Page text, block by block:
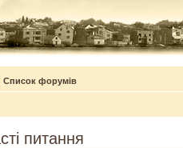
Список форумів
питання